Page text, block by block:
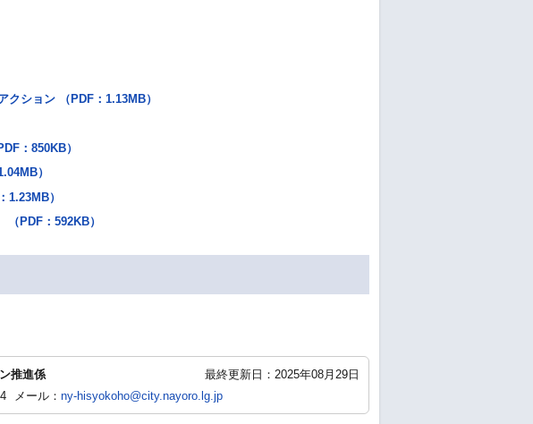
ション （PDF：1.13MB）
：850KB）
）
）
PDF：592KB）
最終更新日：2025年08月29日
推進係
メール： ny-hisyokoho@city.nayoro.lg.jp